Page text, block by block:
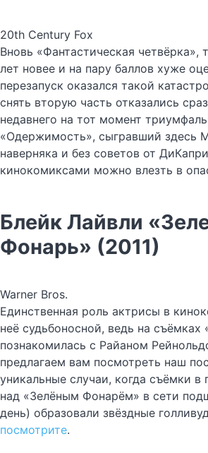
20th Century Fox
Вновь «Фантастическая четвёрка»,
лет новее и на пару баллов хуже
перезапуск оказался такой
снять вторую часть отказались
недавнего на тот момент
«Одержимость», сыгравший здесь
наверняка и без советов от
кинокомиксами можно влезть в
Блейк Лайвли
Фонарь» (2011)
Warner Bros.
Единственная роль актрисы в
неё судьбоносной, ведь на съёмках
познакомилась с Райаном
предлагаем вам посмотреть наш
уникальные случаи, когда съёмки
над «Зелёным Фонарём» в сети
день) образовали звёздные
посмотрите.